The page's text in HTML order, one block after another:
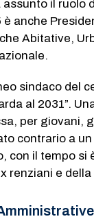
assunto il ruolo
è anche
Abitative,
sindaco del
al 2031”.
per giovani,
contrario a
con il tempo si
renziani e